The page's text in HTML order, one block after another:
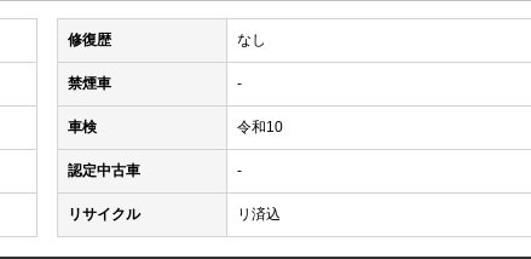
修復歴 なし
禁煙車 -
車検 令和10
認定中古車 -
リサイクル リ済込